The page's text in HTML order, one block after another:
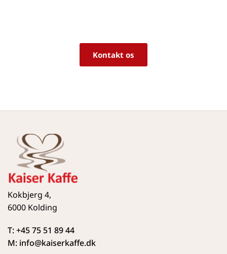
Kontakt os
Kokbjerg 4,
6000 Kolding
T: +45 75 51 89 44
M: info@kaiserkaffe.dk